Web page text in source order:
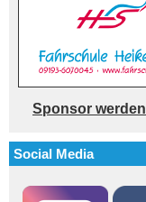
Sponsor werden
Social Media